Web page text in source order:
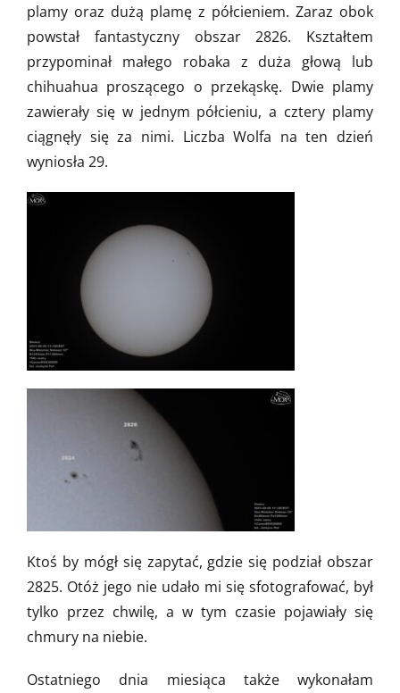
plamy oraz dużą plamę z półcieniem. Zaraz obok
powstał fantastyczny obszar 2826. Kształtem
przypominał małego robaka z duża głową lub
chihuahua proszącego o przekąskę. Dwie plamy
zawierały się w jednym półcieniu, a cztery plamy
ciągnęły się za nimi. Liczba Wolfa na ten dzień
wyniosła 29.
Ktoś by mógł się zapytać, gdzie się podział obszar
2825. Otóż jego nie udało mi się sfotografować, był
tylko przez chwilę, a w tym czasie pojawiały się
chmury na niebie.
Ostatniego dnia miesiąca także wykonałam